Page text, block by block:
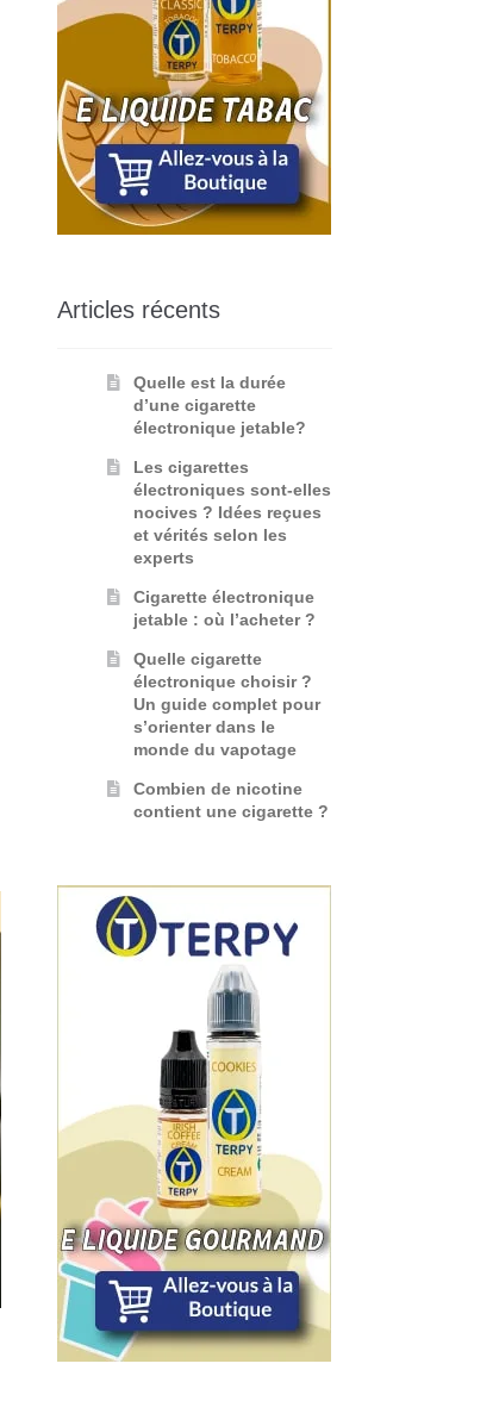
Articles récents
Quelle est la durée
d’une cigarette
électronique jetable?
Les cigarettes
électroniques sont-elles
nocives ? Idées reçues
et vérités selon les
experts
Cigarette électronique
jetable : où l’acheter ?
Quelle cigarette
électronique choisir ?
Un guide complet pour
s’orienter dans le
monde du vapotage
Combien de nicotine
contient une cigarette ?